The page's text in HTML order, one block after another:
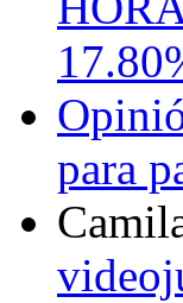
para